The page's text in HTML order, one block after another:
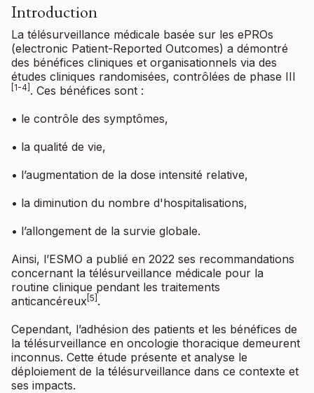
Introduction
La télésurveillance médicale basée sur les ePROs
(electronic Patient-Reported Outcomes) a démontré
des bénéfices cliniques et organisationnels via des
études cliniques randomisées, contrôlées de phase III
[1-4] . Ces bénéfices sont :
• le contrôle des symptômes,
• la qualité de vie,
• l’augmentation de la dose intensité relative,
• la diminution du nombre d'hospitalisations,
• l’allongement de la survie globale.
Ainsi, l’ESMO a publié en 2022 ses recommandations
concernant la télésurveillance médicale pour la
routine clinique pendant les traitements
anticancéreux [5] .
Cependant, l’adhésion des patients et les bénéfices de
la télésurveillance en oncologie thoracique demeurent
inconnus. Cette étude présente et analyse le
déploiement de la télésurveillance dans ce contexte et
ses impacts.